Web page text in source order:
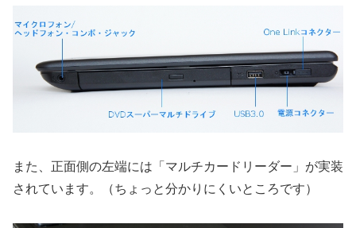
また、正面側の左端には「マルチカードリーダー」が実装
されています。（ちょっと分かりにくいところです）